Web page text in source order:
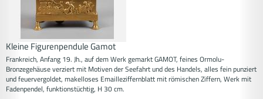
Kleine Figurenpendule Gamot
Frankreich, Anfang 19. Jh., auf dem Werk gemarkt GAMOT, feines Ormolu-
Bronzegehäuse verziert mit Motiven der Seefahrt und des Handels, alles fein punziert
und feuervergoldet, makelloses Emailleziffernblatt mit römischen Ziffern, Werk mit
Fadenpendel, funktionstüchtig, H 30 cm.